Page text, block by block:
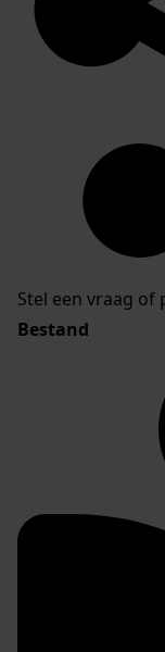
Stel een vraag
Bestand